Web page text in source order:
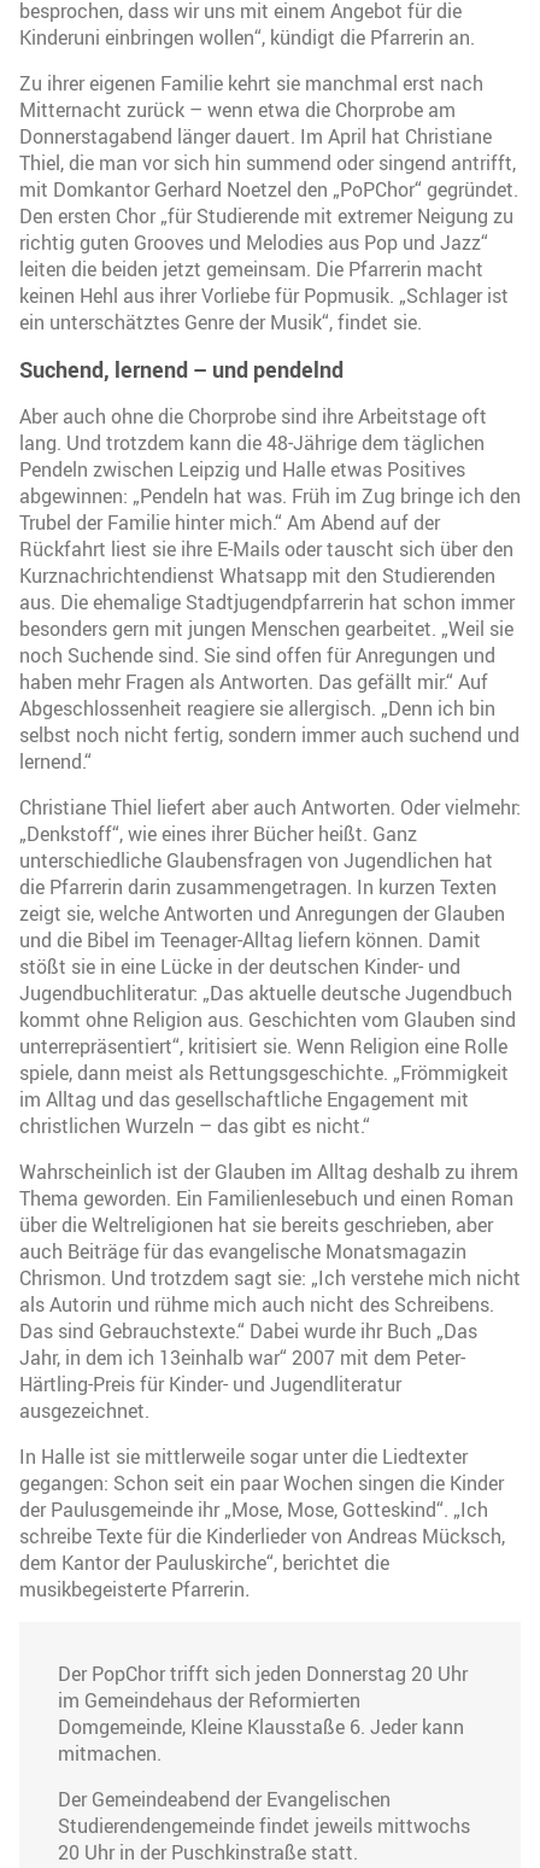
besprochen, dass wir uns mit einem Angebot für die
Kinderuni einbringen wollen“, kündigt die Pfarrerin an.
Zu ihrer eigenen Familie kehrt sie manchmal erst nach
Mitternacht zurück – wenn etwa die Chorprobe am
Donnerstagabend länger dauert. Im April hat Christiane
Thiel, die man vor sich hin summend oder singend antrifft,
mit Domkantor Gerhard Noetzel den „PoPChor“ gegründet.
Den ersten Chor „für Studierende mit extremer Neigung zu
richtig guten Grooves und Melodies aus Pop und Jazz“
leiten die beiden jetzt gemeinsam. Die Pfarrerin macht
keinen Hehl aus ihrer Vorliebe für Popmusik. „Schlager ist
ein unterschätztes Genre der Musik“, findet sie.
Suchend, lernend – und pendelnd
Aber auch ohne die Chorprobe sind ihre Arbeitstage oft
lang. Und trotzdem kann die 48-Jährige dem täglichen
Pendeln zwischen Leipzig und Halle etwas Positives
abgewinnen: „Pendeln hat was. Früh im Zug bringe ich den
Trubel der Familie hinter mich.“ Am Abend auf der
Rückfahrt liest sie ihre E-Mails oder tauscht sich über den
Kurznachrichtendienst Whatsapp mit den Studierenden
aus. Die ehemalige Stadtjugendpfarrerin hat schon immer
besonders gern mit jungen Menschen gearbeitet. „Weil sie
noch Suchende sind. Sie sind offen für Anregungen und
haben mehr Fragen als Antworten. Das gefällt mir.“ Auf
Abgeschlossenheit reagiere sie allergisch. „Denn ich bin
selbst noch nicht fertig, sondern immer auch suchend und
lernend.“
Christiane Thiel liefert aber auch Antworten. Oder vielmehr:
„Denkstoff“, wie eines ihrer Bücher heißt. Ganz
unterschiedliche Glaubensfragen von Jugendlichen hat
die Pfarrerin darin zusammengetragen. In kurzen Texten
zeigt sie, welche Antworten und Anregungen der Glauben
und die Bibel im Teenager-Alltag liefern können. Damit
stößt sie in eine Lücke in der deutschen Kinder- und
Jugendbuchliteratur: „Das aktuelle deutsche Jugendbuch
kommt ohne Religion aus. Geschichten vom Glauben sind
unterrepräsentiert“, kritisiert sie. Wenn Religion eine Rolle
spiele, dann meist als Rettungsgeschichte. „Frömmigkeit
im Alltag und das gesellschaftliche Engagement mit
christlichen Wurzeln – das gibt es nicht.“
Wahrscheinlich ist der Glauben im Alltag deshalb zu ihrem
Thema geworden. Ein Familienlesebuch und einen Roman
über die Weltreligionen hat sie bereits geschrieben, aber
auch Beiträge für das evangelische Monatsmagazin
Chrismon. Und trotzdem sagt sie: „Ich verstehe mich nicht
als Autorin und rühme mich auch nicht des Schreibens.
Das sind Gebrauchstexte.“ Dabei wurde ihr Buch „Das
Jahr, in dem ich 13einhalb war“ 2007 mit dem Peter-
Härtling-Preis für Kinder- und Jugendliteratur
ausgezeichnet.
In Halle ist sie mittlerweile sogar unter die Liedtexter
gegangen: Schon seit ein paar Wochen singen die Kinder
der Paulusgemeinde ihr „Mose, Mose, Gotteskind“. „Ich
schreibe Texte für die Kinderlieder von Andreas Mücksch,
dem Kantor der Pauluskirche“, berichtet die
musikbegeisterte Pfarrerin.
Der PopChor trifft sich jeden Donnerstag 20 Uhr
im Gemeindehaus der Reformierten
Domgemeinde, Kleine Klausstaße 6. Jeder kann
mitmachen.
Der Gemeindeabend der Evangelischen
Studierendengemeinde findet jeweils mittwochs
20 Uhr in der Puschkinstraße statt.